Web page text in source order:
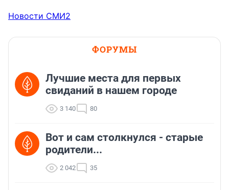
Новости СМИ2
ФОРУМЫ
Лучшие места для первых
свиданий в нашем городе
3 140 80
Вот и сам столкнулся - старые
родители...
2 042 35